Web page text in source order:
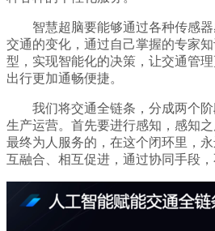
智慧超脑要能够通过各种传感器
交通的变化，通过自己掌握的专家
型，实现智能化的决策，让交通管
出行更加通畅便捷。
我们将交通全链条，分成两个阶
生产运营。首先要进行感知，感知
最终为人服务的，在这个闭环里，
互融合、相互促进，通过协同手段，